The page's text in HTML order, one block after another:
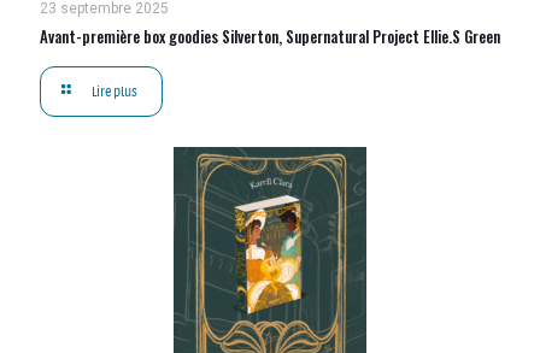
23 septembre 2025
Avant-première box goodies Silverton, Supernatural Project Ellie.S Green
Lire plus